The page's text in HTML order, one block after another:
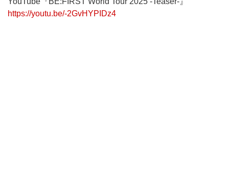
https://youtu.be/-2GvHYPIDz4